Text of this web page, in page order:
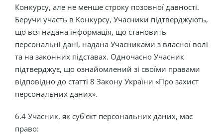
Конкурсу, але не менше строку позовної давності.
Беручи участь в Конкурсу, Учасники підтверджують,
що вся надана інформація, що становить
персональні дані, надана Учасниками з власної волі
та на законних підставах. Одночасно Учасник
підтверджує, що ознайомлений зі своїми правами
відповідно до статті 8 Закону України «Про захист
персональних даних».
6.4 Учасник, як суб'єкт персональних даних, має
право: